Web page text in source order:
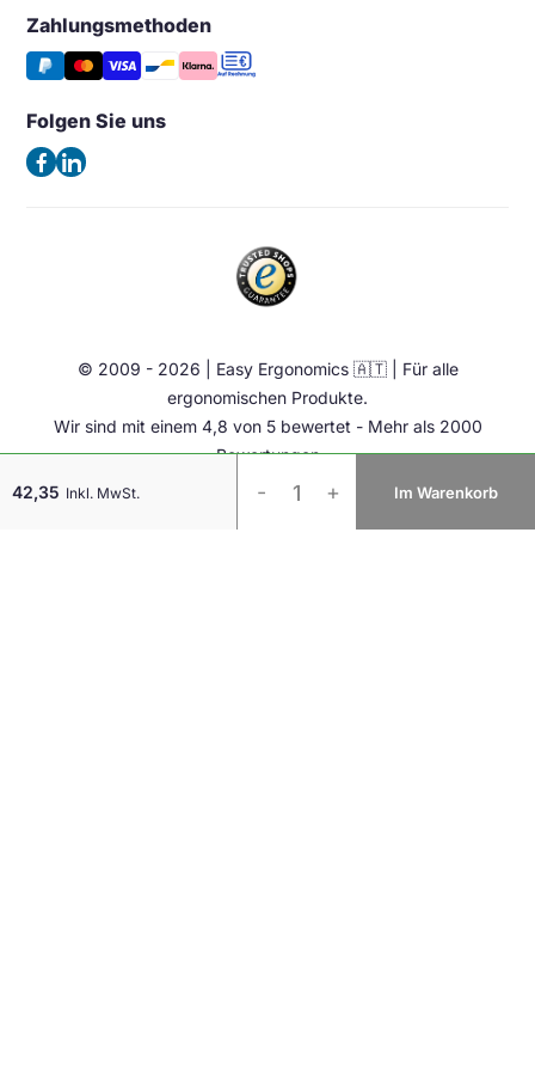
42,35 Inkl. MwSt. - + Im Warenkorb
Häufig gestellte Fragen – FAQ
Allgemeine Geschäftsbedingungen
Datenschutzerklärung
Wunschliste
Vergleichen
Monitorarm & Monitorständer
Stützen
Beleuchtung
Ergonomische Bürostuhl
Übrige
Easy Ergonomics (Office Shapers B.V.)
Kaiserswerther Str. 115
Deutschland
(Keine Besuchsadresse)
info@easy-ergonomics.at
Zahlungsmethoden
Folgen Sie uns
© 2009 - 2026 | Easy Ergonomics 🇦🇹 | Für alle
ergonomischen Produkte.
Wir sind mit einem 4,8 von 5 bewertet - Mehr als 2000
Bewertungen